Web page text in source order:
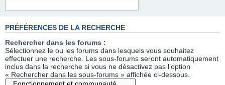
PRÉFÉRENCES DE LA RECHERCHE
Rechercher dans les forums :
Sélectionnez le ou les forums dans lesquels vous souhaitez
effectuer une recherche. Les sous-forums seront automatiquement
inclus dans la recherche si vous ne désactivez pas l’option
« Rechercher dans les sous-forums » affichée ci-dessous.